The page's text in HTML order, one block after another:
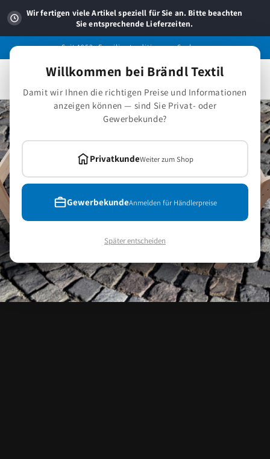
zum
Inhalt
Wir fertigen viele Artikel speziell für Sie an. Bitte beachten
Sie entsprechende Lieferzeiten.
Seit 1953 -Familientradition aus Sachsen.
Warenkorb
Willkommen bei Brändl Textil
Damit wir Ihnen die richtigen Preise und Informationen
anzeigen können — sind Sie Privat- oder
Gewerbekunde?
PrivatkundeWeiter zum Shop
GewerbekundeAnmelden für Händlerpreise
Später entscheiden